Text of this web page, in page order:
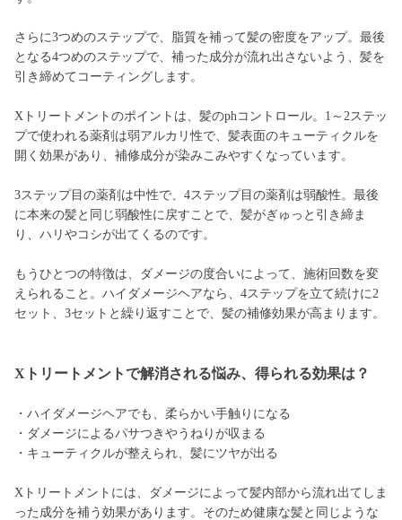
さらに3つめのステップで、脂質を補って髪の密度をアップ。最後
となる4つめのステップで、補った成分が流れ出さないよう、髪を
引き締めてコーティングします。
Xトリートメントのポイントは、髪のphコントロール。1～2ステッ
プで使われる薬剤は弱アルカリ性で、髪表面のキューティクルを
開く効果があり、補修成分が染みこみやすくなっています。
3ステップ目の薬剤は中性で、4ステップ目の薬剤は弱酸性。最後
に本来の髪と同じ弱酸性に戻すことで、髪がぎゅっと引き締ま
り、ハリやコシが出てくるのです。
もうひとつの特徴は、ダメージの度合いによって、施術回数を変
えられること。ハイダメージヘアなら、4ステップを立て続けに2
セット、3セットと繰り返すことで、髪の補修効果が高まります。
Xトリートメントで解消される悩み、得られる効果は？
・ハイダメージヘアでも、柔らかい手触りになる
・ダメージによるパサつきやうねりが収まる
・キューティクルが整えられ、髪にツヤが出る
Xトリートメントには、ダメージによって髪内部から流れ出てしま
った成分を補う効果があります。そのため健康な髪と同じような